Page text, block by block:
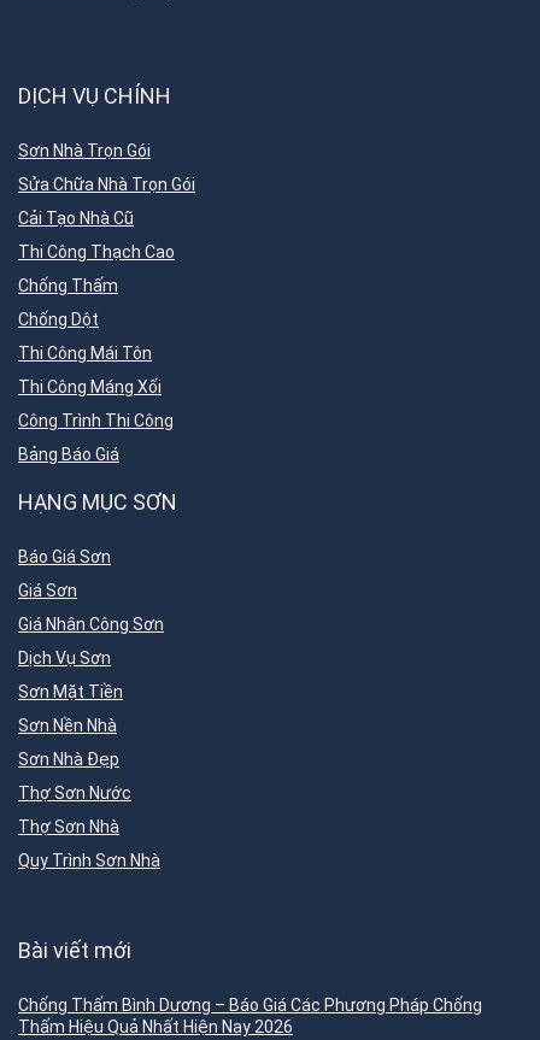
DỊCH VỤ CHÍNH
Sơn Nhà Trọn Gói
Sửa Chữa Nhà Trọn Gói
Cải Tạo Nhà Cũ
Thi Công Thạch Cao
Chống Thấm
Chống Dột
Thi Công Mái Tôn
Thi Công Máng Xối
Công Trình Thi Công
Bảng Báo Giá
HẠNG MỤC SƠN
Báo Giá Sơn
Giá Sơn
Giá Nhân Công Sơn
Dịch Vụ Sơn
Sơn Mặt Tiền
Sơn Nền Nhà
Sơn Nhà Đẹp
Thợ Sơn Nước
Thợ Sơn Nhà
Quy Trình Sơn Nhà
Bài viết mới
Chống Thấm Bình Dương – Báo Giá Các Phương Pháp Chống
Thấm Hiệu Quả Nhất Hiện Nay 2026